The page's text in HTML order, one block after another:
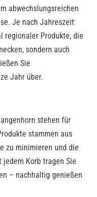
abwechslungsreichen
Je nach Jahreszeit
regionaler Produkte, die
sondern auch
Sie
Jahr über.
stehen für
stammen aus
zu minimieren und die
Korb tragen Sie
– nachhaltig genießen